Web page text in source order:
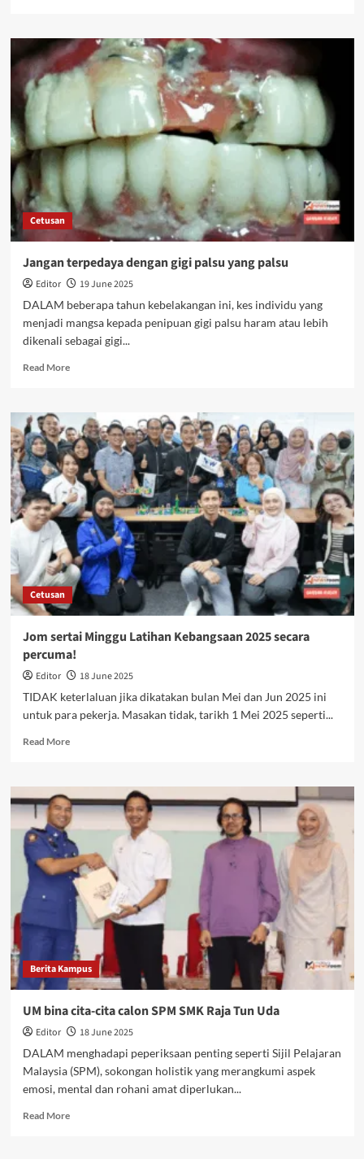
Cetusan
Jangan terpedaya dengan gigi palsu yang palsu
Editor
19 June 2025
DALAM beberapa tahun kebelakangan ini, kes individu yang
menjadi mangsa kepada penipuan gigi palsu haram atau lebih
dikenali sebagai gigi...
Read More
Cetusan
Jom sertai Minggu Latihan Kebangsaan 2025 secara
percuma!
Editor
18 June 2025
TIDAK keterlaluan jika dikatakan bulan Mei dan Jun 2025 ini
untuk para pekerja. Masakan tidak, tarikh 1 Mei 2025 seperti...
Read More
Berita Kampus
UM bina cita-cita calon SPM SMK Raja Tun Uda
Editor
18 June 2025
DALAM menghadapi peperiksaan penting seperti Sijil Pelajaran
Malaysia (SPM), sokongan holistik yang merangkumi aspek
emosi, mental dan rohani amat diperlukan...
Read More